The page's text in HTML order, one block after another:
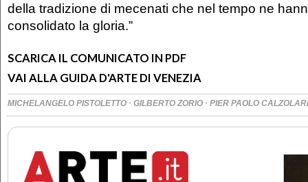
della tradizione di mecenati che nel tempo ne
consolidato la gloria.”
SCARICA IL COMUNICATO IN PDF
VAI ALLA GUIDA D'ARTE DI VENEZIA
MICHELANGELO PISTOLETTO · GILBERTO ZORIO · PIER PAOLO